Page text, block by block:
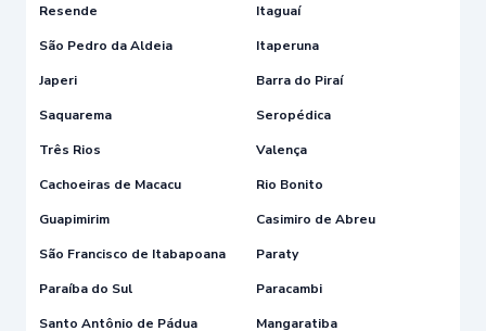
Resende
Itaguaí
São Pedro da Aldeia
Itaperuna
Japeri
Barra do Piraí
Saquarema
Seropédica
Três Rios
Valença
Cachoeiras de Macacu
Rio Bonito
Guapimirim
Casimiro de Abreu
São Francisco de Itabapoana
Paraty
Paraíba do Sul
Paracambi
Santo Antônio de Pádua
Mangaratiba